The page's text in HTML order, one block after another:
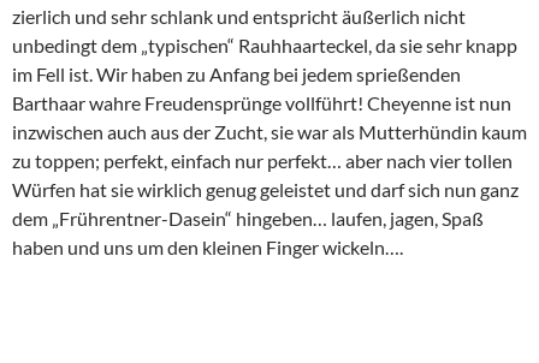
zierlich und sehr schlank und entspricht äußerlich nicht
unbedingt dem „typischen“ Rauhhaarteckel, da sie sehr knapp
im Fell ist. Wir haben zu Anfang bei jedem sprießenden
Barthaar wahre Freudensprünge vollführt! Cheyenne ist nun
inzwischen auch aus der Zucht, sie war als Mutterhündin kaum
zu toppen; perfekt, einfach nur perfekt… aber nach vier tollen
Würfen hat sie wirklich genug geleistet und darf sich nun ganz
dem „Frührentner-Dasein“ hingeben… laufen, jagen, Spaß
haben und uns um den kleinen Finger wickeln….